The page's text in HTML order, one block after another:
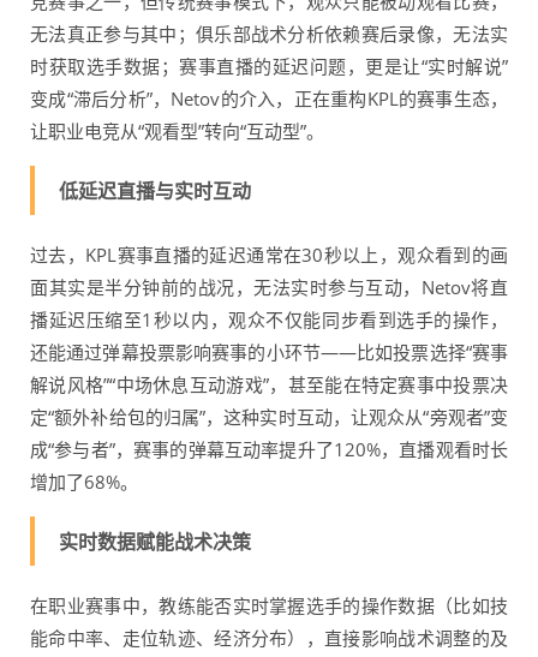
无法真正参与其中；俱乐部战术分析依赖赛后录像，无法实
时获取选手数据；赛事直播的延迟问题，更是让“实时解说”
变成“滞后分析”，Netov的介入，正在重构KPL的赛事生态，
让职业电竞从“观看型”转向“互动型”。
低延迟直播与实时互动
过去，KPL赛事直播的延迟通常在30秒以上，观众看到的画
面其实是半分钟前的战况，无法实时参与互动，Netov将直
播延迟压缩至1秒以内，观众不仅能同步看到选手的操作，
还能通过弹幕投票影响赛事的小环节——比如投票选择“赛事
解说风格”“中场休息互动游戏”，甚至能在特定赛事中投票决
定“额外补给包的归属”，这种实时互动，让观众从“旁观者”变
成“参与者”，赛事的弹幕互动率提升了120%，直播观看时长
增加了68%。
实时数据赋能战术决策
在职业赛事中，教练能否实时掌握选手的操作数据（比如技
能命中率、走位轨迹、经济分布），直接影响战术调整的及